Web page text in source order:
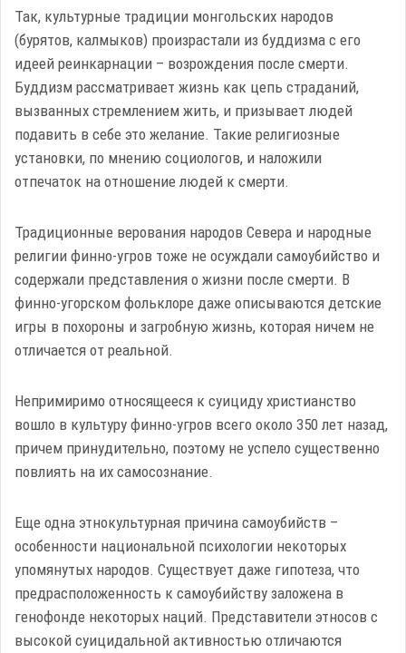
Так, культурные традиции монгольских народов
(бурятов, калмыков) произрастали из буддизма с его
идеей реинкарнации – возрождения после смерти.
Буддизм рассматривает жизнь как цепь страданий,
вызванных стремлением жить, и призывает людей
подавить в себе это желание. Такие религиозные
установки, по мнению социологов, и наложили
отпечаток на отношение людей к смерти.
Традиционные верования народов Севера и народные
религии финно-угров тоже не осуждали самоубийство и
содержали представления о жизни после смерти. В
финно-угорском фольклоре даже описываются детские
игры в похороны и загробную жизнь, которая ничем не
отличается от реальной.
Непримиримо относящееся к суициду христианство
вошло в культуру финно-угров всего около 350 лет назад,
причем принудительно, поэтому не успело существенно
повлиять на их самосознание.
Еще одна этнокультурная причина самоубийств –
особенности национальной психологии некоторых
упомянутых народов. Существует даже гипотеза, что
предрасположенность к самоубийству заложена в
генофонде некоторых наций. Представители этносов с
высокой суицидальной активностью отличаются